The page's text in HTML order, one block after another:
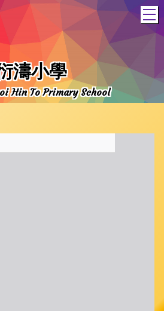
濤小學
Hin To Primary School